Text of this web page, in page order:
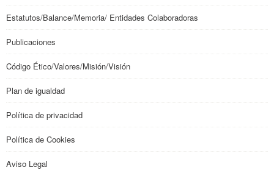
Estatutos/Balance/Memoria/ Entidades Colaboradoras
Publicaciones
Código Ético/Valores/Misión/Visión
Plan de igualdad
Política de privacidad
Política de Cookies
Aviso Legal